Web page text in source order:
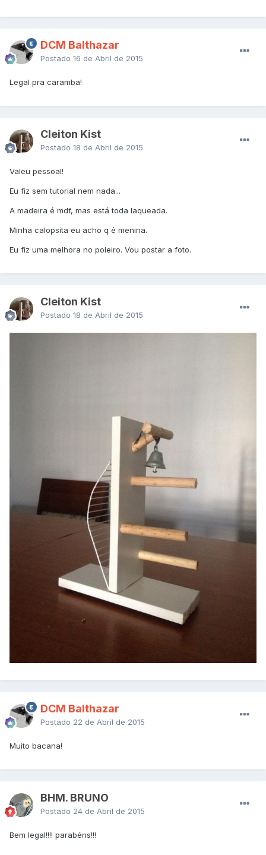
DCM Balthazar
Postado 16 de Abril de 2015
Legal pra caramba!
Cleiton Kist
Postado 18 de Abril de 2015
Valeu pessoal!
Eu fiz sem tutorial nem nada...
A madeira é mdf, mas está toda laqueada.
Minha calopsita eu acho q é menina.
Eu fiz uma melhora no poleiro. Vou postar a foto.
Cleiton Kist
Postado 18 de Abril de 2015
DCM Balthazar
Postado 22 de Abril de 2015
Muito bacana!
BHM. BRUNO
Postado 24 de Abril de 2015
Bem legal!!!! parabéns!!!